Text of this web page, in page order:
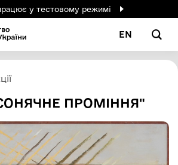
у тестовому режимі
EN
ПРОМІННЯ"